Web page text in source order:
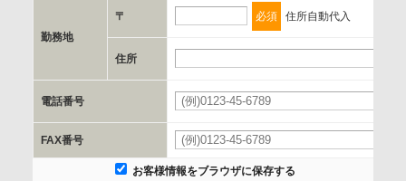
当社とイベント/セミナーを共同で開催する企業/団体
e.個人情報取り扱いに関する契約
当社と当該企業/団体とは、個人情報取扱に関する覚書の締結
を行います。
委託の有無
勤務地
〒 必須 住所自動代入
住所
電話番号
FAX番号
お客様情報をブラウザに保存する